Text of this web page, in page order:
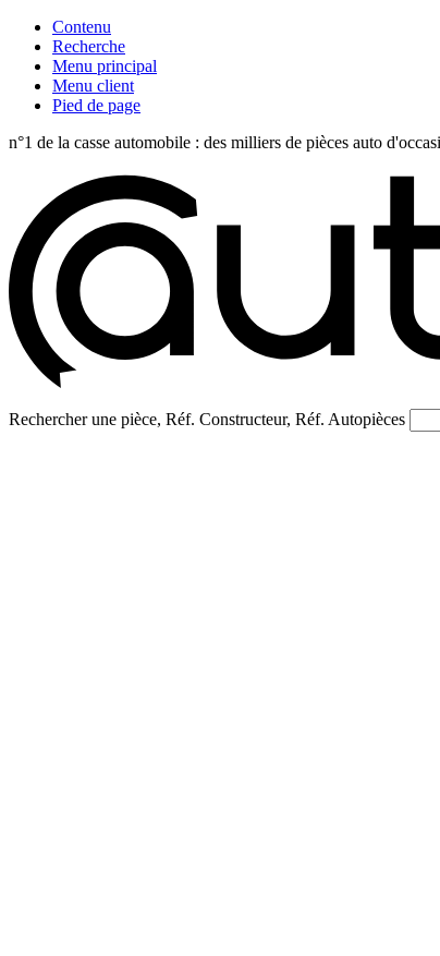
Contenu
Recherche
Menu principal
Menu client
Pied de page
n°1 de la casse automobile : des milliers de pièces auto
Rechercher une pièce, Réf. Constructeur, Réf. Autopièces